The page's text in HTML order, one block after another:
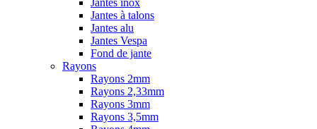
Jantes à talons
Jantes alu
Jantes Vespa
Fond de jante
Rayons
Rayons 2mm
Rayons 2,33mm
Rayons 3mm
Rayons 3,5mm